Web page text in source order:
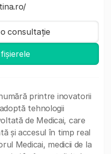
consultație
printre inovatorii
tehnologii
de Medicai, care
și accesul în timp real
Medicai, medicii de la